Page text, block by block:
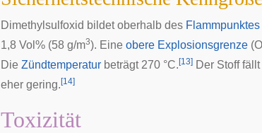
Dimethylsulfoxid bildet oberhalb des Flammpunktes
1,8 Vol% (58 g/m3). Eine obere Explosionsgrenze
Die Zündtemperatur beträgt 270 °C.[13] Der Stoff
eher gering.[14]
Toxizität